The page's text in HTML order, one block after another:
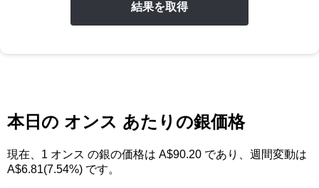
結果を取得
本日の オンス あたりの銀価格
現在、 1 オンス の銀の価格は A$90.20 であり、週間変動は
A$6.81(7.54%) です。